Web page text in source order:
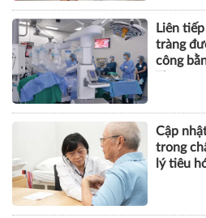
Liên
tràng
công
Cập
trong
lý tiêu